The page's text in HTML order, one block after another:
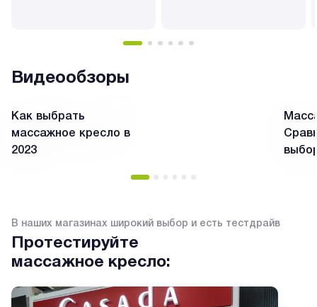
Видеообзоры
Как выбрать
массажное кресло в
2023
В наших магазинах широкий выбор и есть тестдрайв
Протестируйте
массажное кресло: